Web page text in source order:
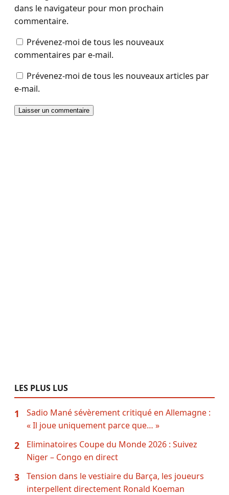
dans le navigateur pour mon prochain
commentaire.
Prévenez-moi de tous les nouveaux
commentaires par e-mail.
Prévenez-moi de tous les nouveaux articles par
e-mail.
LES PLUS LUS
1
Sadio Mané sévèrement critiqué en Allemagne :
« Il joue uniquement parce que… »
2
Eliminatoires Coupe du Monde 2026 : Suivez
Niger – Congo en direct
3
Tension dans le vestiaire du Barça, les joueurs
interpellent directement Ronald Koeman